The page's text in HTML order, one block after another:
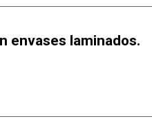
envases laminados.